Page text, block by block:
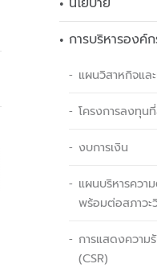
การบริหารองค์
แผนวิสาหกิจแล
โครงการลงทุน
งบการเงิน
แผนบริหารควา
พร้อมต่อสภาวะ
การแสดงควา
(CSR)